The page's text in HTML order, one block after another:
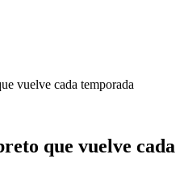
vuelve cada temporada
que vuelve cada